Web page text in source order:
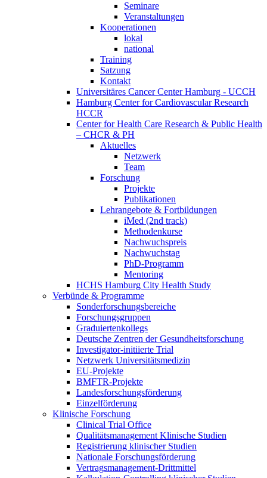
Seminare
Veranstaltungen
Kooperationen
lokal
national
Training
Satzung
Kontakt
Universitäres Cancer Center Hamburg - UCCH
Hamburg Center for Cardiovascular Research
HCCR
Center for Health Care Research & Public Health
– CHCR & PH
Aktuelles
Netzwerk
Team
Forschung
Projekte
Publikationen
Lehrangebote & Fortbildungen
iMed (2nd track)
Methodenkurse
Nachwuchspreis
Nachwuchstag
PhD-Programm
Mentoring
HCHS Hamburg City Health Study
Verbünde & Programme
Sonderforschungsbereiche
Forschungsgruppen
Graduiertenkollegs
Deutsche Zentren der Gesundheitsforschung
Investigator-initiierte Trial
Netzwerk Universitätsmedizin
EU-Projekte
BMFTR-Projekte
Landesforschungsförderung
Einzelförderung
Klinische Forschung
Clinical Trial Office
Qualitätsmanagement Klinische Studien
Registrierung klinischer Studien
Nationale Forschungsförderung
Vertragsmanagement-Drittmittel